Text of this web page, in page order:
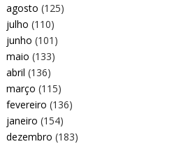
agosto (125)
julho (110)
junho (101)
maio (133)
abril (136)
março (115)
fevereiro (136)
janeiro (154)
dezembro (183)